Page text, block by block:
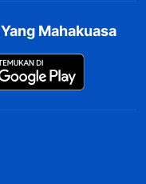
atau
akan Kebenaran,
Kebenaran
Mahakuasa